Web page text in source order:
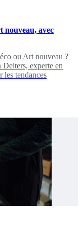
nouveau, avec
ou Art nouveau ?
Deiters, experte en
les tendances